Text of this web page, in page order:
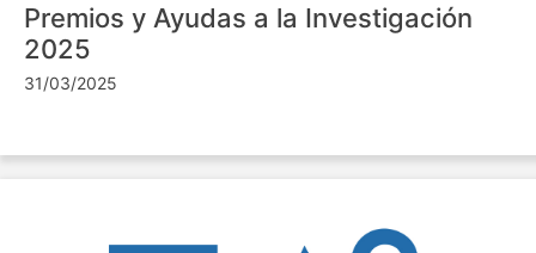
Premios y Ayudas a la Investigación
2025
31/03/2025